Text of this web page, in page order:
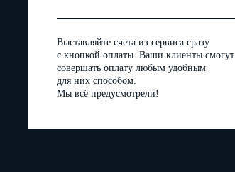
Выставляйте счета из сервиса сразу
с кнопкой оплаты. Ваши клиенты смогут
совершать оплату любым удобным
для них способом.
Мы всё предусмотрели!